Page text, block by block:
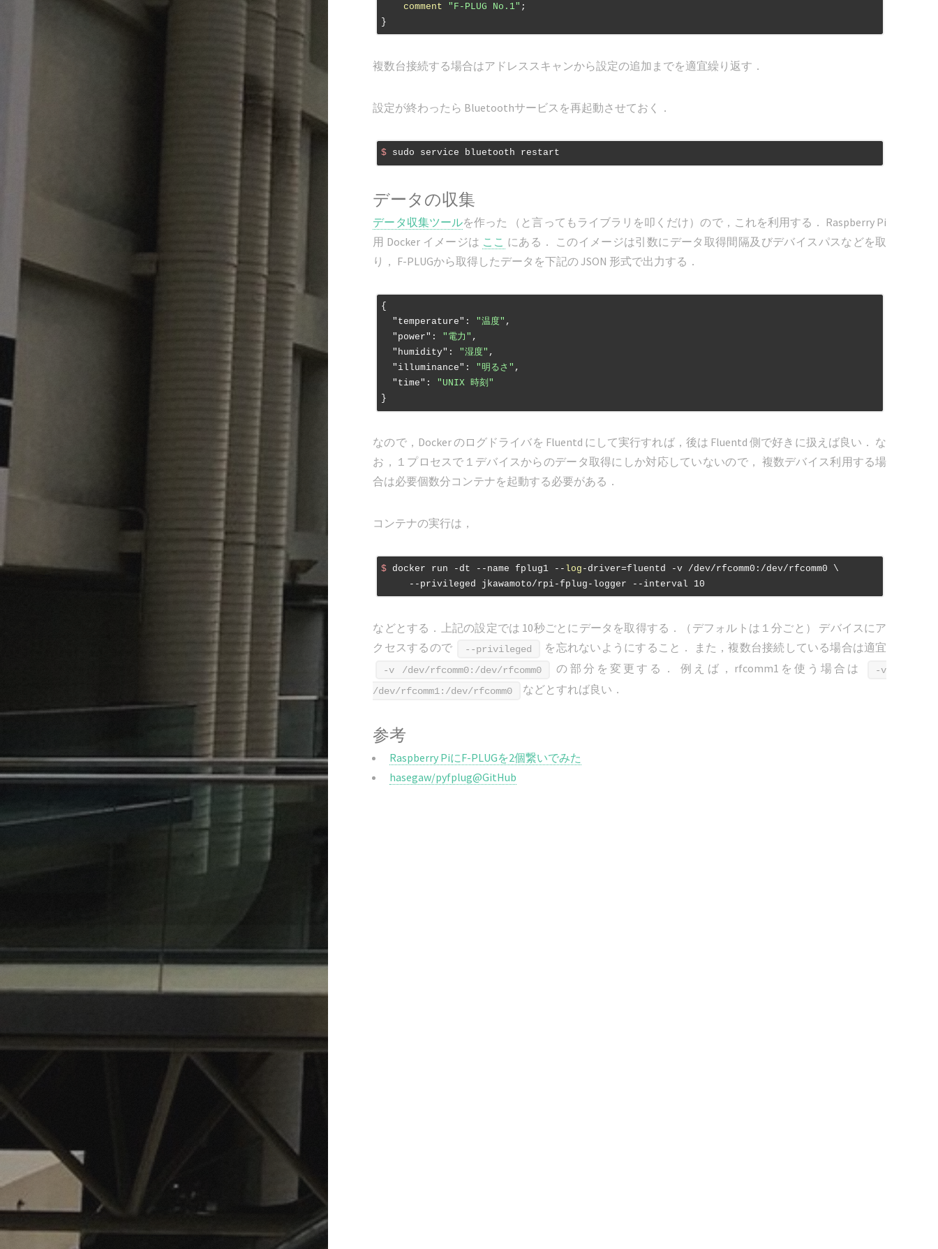
comment
"F-PLUG No.1" ;
複数台接続する場合はアドレススキャンから設定の追加までを適宜繰り返す．
設定が終わったら Bluetoothサービスを再起動させておく．
$ sudo service bluetooth restart
データの収集
データ収集ツールを作った （と言ってもライブラリを叩くだけ）ので，これを利用する． Raspberry Pi
用 Docker イメージは ここ にある． このイメージは引数にデータ取得間隔及びデバイスパスなどを取
り， F-PLUGから取得したデータを下記の JSON 形式で出力する．
{
"temperature" : "温度" ,
"power" : "電力" ,
"humidity" : "湿度" ,
"illuminance" : "明るさ" ,
"time" : "UNIX 時刻"
なので，Docker のログドライバを Fluentd にして実行すれば，後は Fluentd 側で好きに扱えば良い． な
お，１プロセスで１デバイスからのデータ取得にしか対応していないので， 複数デバイス利用する場
合は必要個数分コンテナを起動する必要がある．
コンテナの実行は，
$ docker run -dt --name fplug1 -- log -driver=fluentd -v /dev/rfcomm0:/dev/rfcomm0 \
などとする．上記の設定では 10秒ごとにデータを取得する．（デフォルトは１分ごと） デバイスにア
クセスするので
--privileged を忘れないようにすること． また，複数台接続している場合は適宜
-v /dev/rfcomm0:/dev/rfcomm0 の部分を変更する． 例えば，rfcomm1を使う場合は
-v
/dev/rfcomm1:/dev/rfcomm0
などとすれば良い．
参考
Raspberry PiにF-PLUGを2個繋いでみた
hasegaw/pyfplug@GitHub